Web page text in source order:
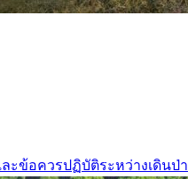
ะข้อควรปฏิบัติระหว่างเดินป่า